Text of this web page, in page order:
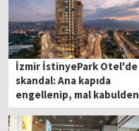
İzmir İstinyePark Otel'de
skandal: Ana kapıda
engellenip, mal kabulden
alındılar